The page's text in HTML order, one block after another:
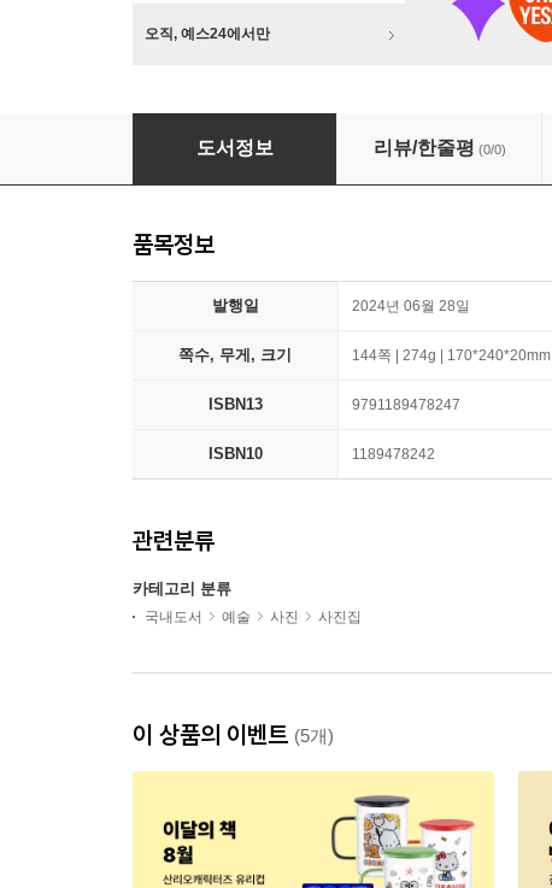
오직, 예스24에서만
로케이션
도서정보 리뷰/한줄평 (0/0)
품목정보
발행일 2024년 06월 28일
쪽수, 무게, 크기 144쪽 | 274g | 170*240*20mm
ISBN13 9791189478247
ISBN10 1189478242
관련분류
카테고리 분류
국내도서 예술 사진 사진집
이 상품의 이벤트 (5개)